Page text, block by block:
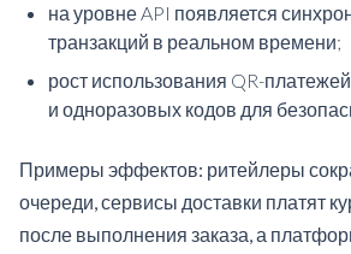
на уровне API появляется
транзакций в реальном времени;
рост использования QR-
и одноразовых кодов для
Примеры эффектов: ритейлеры
очереди, сервисы доставки платят
после выполнения заказа, а